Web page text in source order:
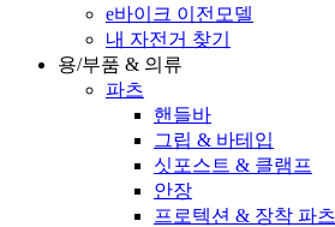
e바이크 이전모델
내 자전거 찾기
용/부품 & 의류
파츠
핸들바
그립 & 바테입
싯포스트 & 클램프
안장
프로텍션 & 장착 파츠